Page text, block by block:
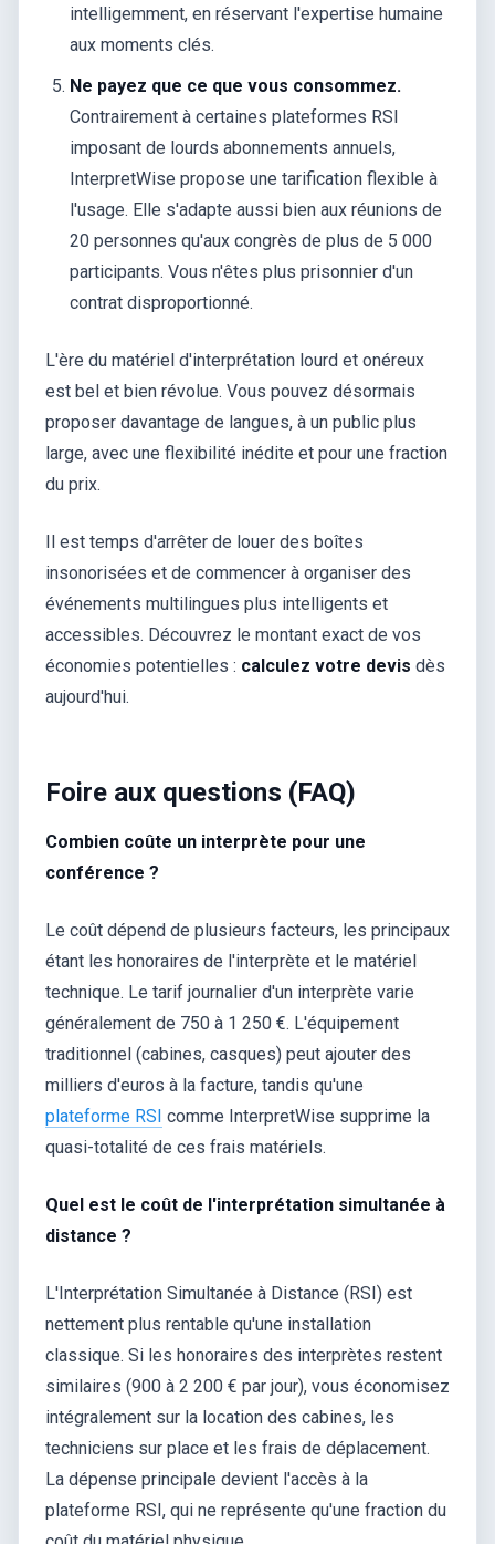
intelligemment, en réservant l'expertise humaine
aux moments clés.
Ne payez que ce que vous consommez.
Contrairement à certaines plateformes RSI
imposant de lourds abonnements annuels,
InterpretWise propose une tarification flexible à
l'usage. Elle s'adapte aussi bien aux réunions de
20 personnes qu'aux congrès de plus de 5 000
participants. Vous n'êtes plus prisonnier d'un
contrat disproportionné.
L'ère du matériel d'interprétation lourd et onéreux
est bel et bien révolue. Vous pouvez désormais
proposer davantage de langues, à un public plus
large, avec une flexibilité inédite et pour une fraction
du prix.
Il est temps d'arrêter de louer des boîtes
insonorisées et de commencer à organiser des
événements multilingues plus intelligents et
accessibles. Découvrez le montant exact de vos
économies potentielles : calculez votre devis dès
aujourd'hui.
Foire aux questions (FAQ)
Combien coûte un interprète pour une
conférence ?
Le coût dépend de plusieurs facteurs, les principaux
étant les honoraires de l'interprète et le matériel
technique. Le tarif journalier d'un interprète varie
généralement de 750 à 1 250 €. L'équipement
traditionnel (cabines, casques) peut ajouter des
milliers d'euros à la facture, tandis qu'une
plateforme RSI comme InterpretWise supprime la
quasi-totalité de ces frais matériels.
Quel est le coût de l'interprétation simultanée à
distance ?
L'Interprétation Simultanée à Distance (RSI) est
nettement plus rentable qu'une installation
classique. Si les honoraires des interprètes restent
similaires (900 à 2 200 € par jour), vous économisez
intégralement sur la location des cabines, les
techniciens sur place et les frais de déplacement.
La dépense principale devient l'accès à la
plateforme RSI, qui ne représente qu'une fraction du